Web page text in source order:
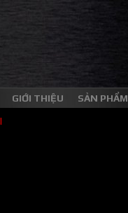
GIỚI THIỆU SẢN PHẨM